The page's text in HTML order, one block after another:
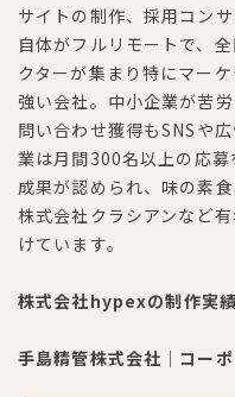
サイトの制作、採用コン
自体がフルリモートで、
クターが集まり特にマー
強い会社。中小企業が苦
問い合わせ獲得もSNSや
業は月間300名以上の応
成果が認められ、味の素
株式会社クラシアンなど
けています。
株式会社hypexの制作実
手島精管株式会社｜コー